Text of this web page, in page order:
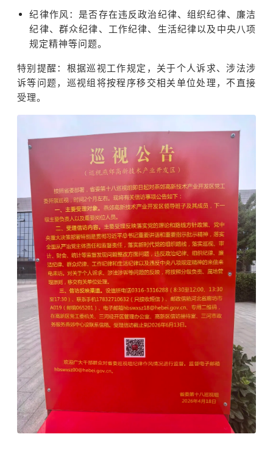
纪律作风：是否存在违反政治纪律、组织纪律、廉洁
纪律、群众纪律、工作纪律、生活纪律以及中央八项
规定精神等问题。
特别提醒：根据巡视工作规定，关于个人诉求、涉法涉
诉等问题，巡视组将按程序移交相关单位处理，不直接
受理。